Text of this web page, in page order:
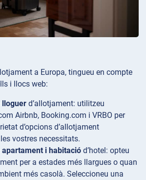
a Europa, tingueu en compte
i llocs web:
lloguer d’allotjament: utilitzeu
Airbnb, Booking.com i VRBO per
d’opcions d’allotjament
vostres necessitats.
apartament i habitació d’hotel: opteu
per a estades més llargues o quan
més casolà. Seleccioneu una